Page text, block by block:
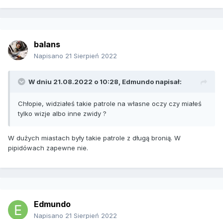
balans
Napisano 21 Sierpień 2022
W dniu 21.08.2022 o 10:28, Edmundo napisał:
Chłopie, widziałeś takie patrole na własne oczy czy miałeś
tylko wizje albo inne zwidy ?
W dużych miastach były takie patrole z długą bronią. W
pipidówach zapewne nie.
Edmundo
Napisano 21 Sierpień 2022